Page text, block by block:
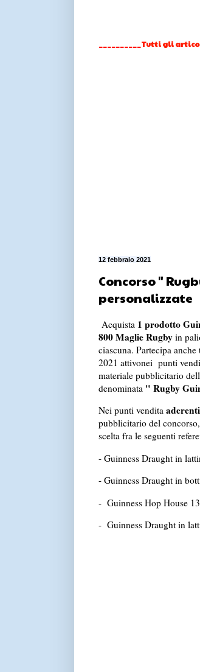
__________Tutti gli
12 febbraio 2021
Concorso "
personalizzate
Acquista 1 prodotto
800 Maglie Rugby in
ciascuna. Partecipa anche
2021 attivonei punti
materiale pubblicitario
denominata " Rugby
Nei punti vendita aderenti
pubblicitario del
scelta fra le seguenti
- Guinness Draught in
- Guinness Draught in
- Guinness Hop House
- Guinness Draught in